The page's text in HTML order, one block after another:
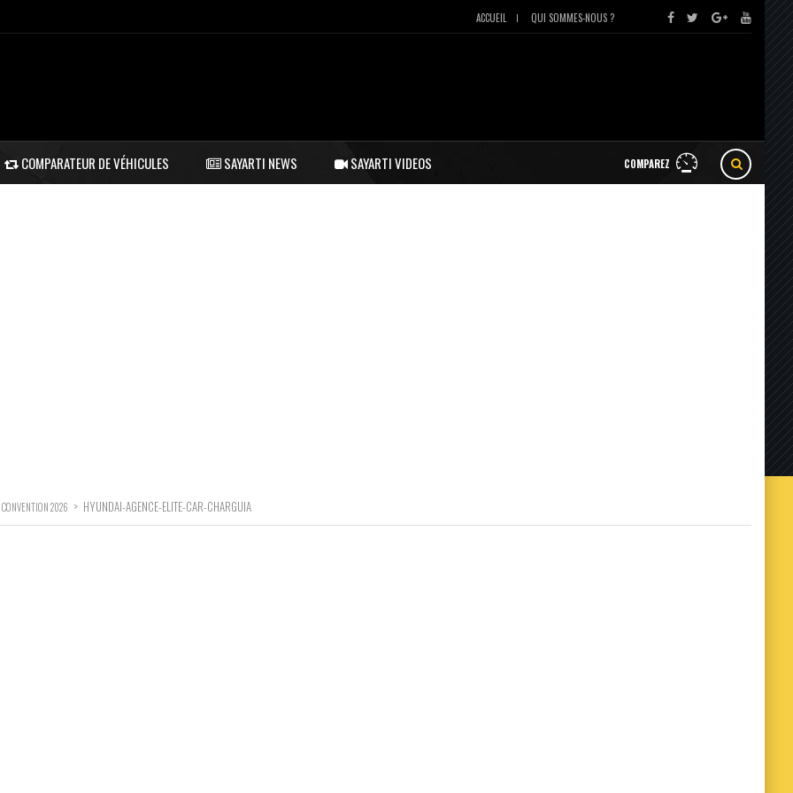
ACCUEIL QUI SOMMES-NOUS ?
COMPAREZ
COMPARATEUR DE VÉHICULES SAYARTI NEWS SAYARTI VIDEOS
2026 > HYUNDAI-AGENCE-ELITE-CAR-CHARGUIA